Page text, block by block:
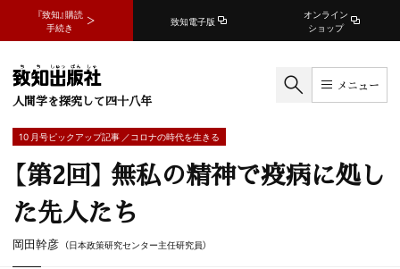
『致知』購読
手続き
致知電子版
オンライン
ショップ
人間学を探究して四十八年
メニュー
10 月号ピックアップ記事 ／コロナの時代を生きる
【第2回】 無私の精神で疫病に処し
た先人たち
岡田幹彦 （日本政策研究センター主任研究員）